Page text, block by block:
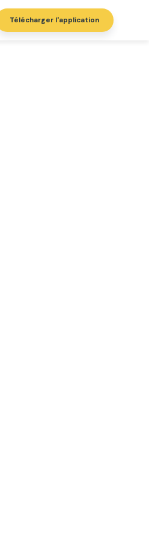
Télécharger l'application